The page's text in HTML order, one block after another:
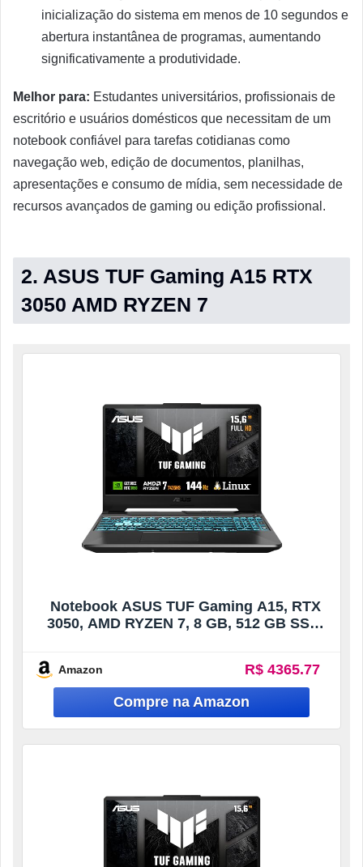
inicialização do sistema em menos de 10 segundos e
abertura instantânea de programas, aumentando
significativamente a produtividade.
Melhor para: Estudantes universitários, profissionais de
escritório e usuários domésticos que necessitam de um
notebook confiável para tarefas cotidianas como
navegação web, edição de documentos, planilhas,
apresentações e consumo de mídia, sem necessidade de
recursos avançados de gaming ou edição profissional.
2. ASUS TUF Gaming A15 RTX
3050 AMD RYZEN 7
Notebook ASUS TUF Gaming A15, RTX
3050, AMD RYZEN 7, 8 GB, 512 GB SSD,
Amazon R$ 4365.77